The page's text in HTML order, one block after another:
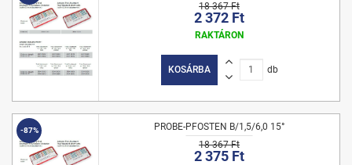
18 367 Ft
2 372 Ft
RAKTÁRON
KOSÁRBA db
-87%
PROBE-PFOSTEN B/1,5/6,0 15°
18 367 Ft
2 375 Ft